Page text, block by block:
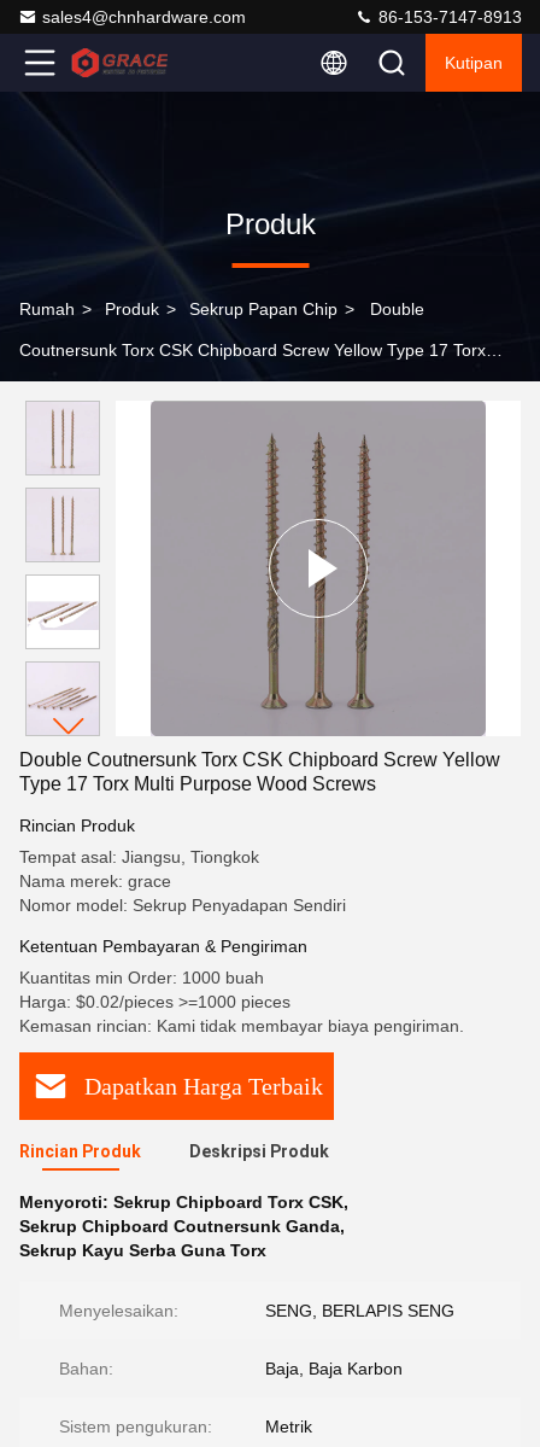
sales4@chnhardware.com 86-153-7147-8913
Kutipan
Produk
Rumah > Produk > Sekrup Papan Chip > Double
Coutnersunk Torx CSK Chipboard Screw Yellow Type 17 Torx
Double Coutnersunk Torx CSK Chipboard Screw Yellow
Type 17 Torx Multi Purpose Wood Screws
Rincian Produk
Tempat asal: Jiangsu, Tiongkok
Nama merek: grace
Nomor model: Sekrup Penyadapan Sendiri
Ketentuan Pembayaran & Pengiriman
Kuantitas min Order: 1000 buah
Harga: $0.02/pieces >=1000 pieces
Kemasan rincian: Kami tidak membayar biaya pengiriman.
Dapatkan Harga Terbaik
Rincian Produk Deskripsi Produk
Menyoroti: Sekrup Chipboard Torx CSK,
Sekrup Chipboard Coutnersunk Ganda,
Sekrup Kayu Serba Guna Torx
Menyelesaikan: SENG, BERLAPIS SENG
Bahan: Baja, Baja Karbon
Sistem pengukuran: Metrik